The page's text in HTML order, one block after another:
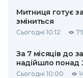
Митниця готує
зміниться
Сьогодні 10:12
За 7 місяців до
надійшло понад
Сьогодні 10:00